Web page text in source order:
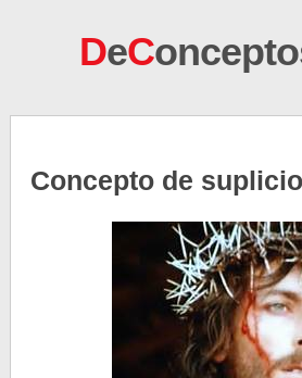
DeC
Concepto de suplicio